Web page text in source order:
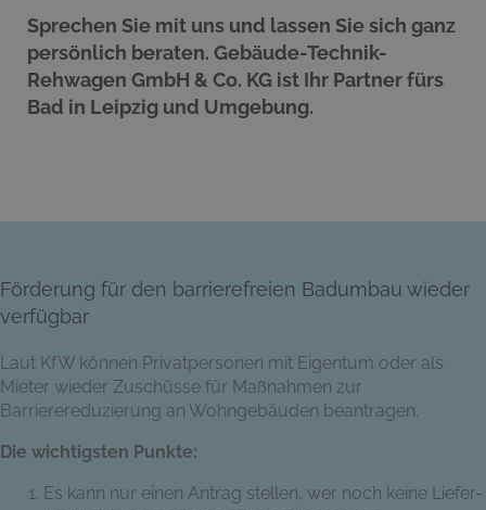
Sprechen Sie mit uns und lassen Sie sich ganz
persönlich beraten. Gebäude-Technik-
Rehwagen GmbH & Co. KG ist Ihr Partner fürs
Bad in Leipzig und Umgebung.
Förderung für den barrierefreien Badumbau wieder
verfügbar
Laut KfW können Privatpersonen mit Eigentum oder als
Mieter wieder Zuschüsse für Maßnahmen zur
Barrierereduzierung an Wohngebäuden beantragen.
Die wichtigsten Punkte:
Es kann nur einen Antrag stellen, wer noch keine Liefer-